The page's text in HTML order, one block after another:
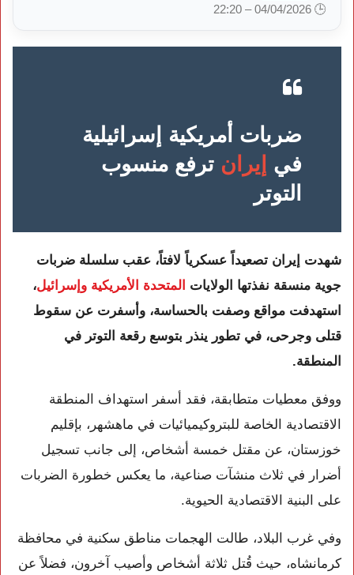
🕒 04/04/2026 – 22:20
ضربات أمريكية إسرائيلية
في إيران ترفع منسوب
التوتر
شهدت إيران تصعيداً عسكرياً لافتاً، عقب سلسلة ضربات
جوية منسقة نفذتها الولايات المتحدة الأمريكية و إسرائيل،
استهدفت مواقع وصفت بالحساسة، وأسفرت عن سقوط
قتلى وجرحى، في تطور ينذر بتوسع رقعة التوتر في
المنطقة.
ووفق معطيات متطابقة، فقد أسفر استهداف المنطقة
الاقتصادية الخاصة للبتروكيميائيات في ماهشهر، بإقليم
خوزستان، عن مقتل خمسة أشخاص، إلى جانب تسجيل
أضرار في ثلاث منشآت صناعية، ما يعكس خطورة الضربات
على البنية الاقتصادية الحيوية.
وفي غرب البلاد، طالت الهجمات مناطق سكنية في محافظة
كرمانشاه، حيث قُتل ثلاثة أشخاص وأصيب آخرون، فضلاً عن